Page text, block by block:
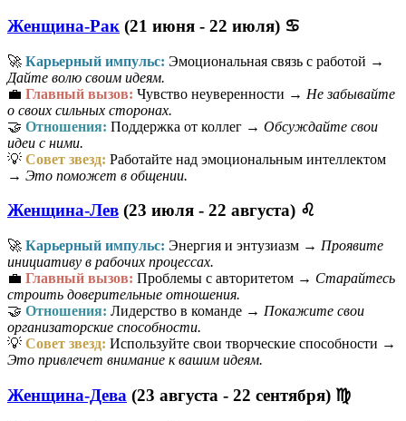
Женщина-Рак (21 июня - 22 июля) ♋
🚀 Карьерный импульс: Эмоциональная связь с работой →
Дайте волю своим идеям.
💼 Главный вызов: Чувство неуверенности → Не забывайте
о своих сильных сторонах.
🤝 Отношения: Поддержка от коллег → Обсуждайте свои
идеи с ними.
💡 Совет звезд: Работайте над эмоциональным интеллектом
→ Это поможет в общении.
Женщина-Лев (23 июля - 22 августа) ♌
🚀 Карьерный импульс: Энергия и энтузиазм → Проявите
инициативу в рабочих процессах.
💼 Главный вызов: Проблемы с авторитетом → Старайтесь
строить доверительные отношения.
🤝 Отношения: Лидерство в команде → Покажите свои
организаторские способности.
💡 Совет звезд: Используйте свои творческие способности →
Это привлечет внимание к вашим идеям.
Женщина-Дева (23 августа - 22 сентября) ♍